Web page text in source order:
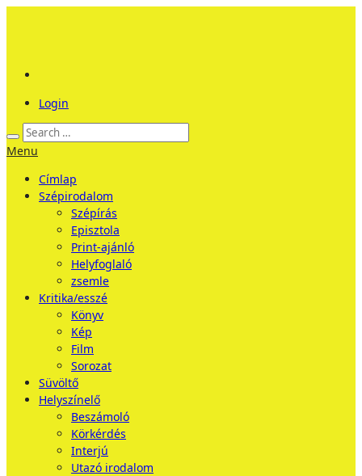
Login
Menu
Címlap
Szépirodalom
Szépírás
Episztola
Print-ajánló
Helyfoglaló
zsemle
Kritika/esszé
Könyv
Kép
Film
Sorozat
Süvöltő
Helyszínelő
Beszámoló
Körkérdés
Interjú
Utazó irodalom